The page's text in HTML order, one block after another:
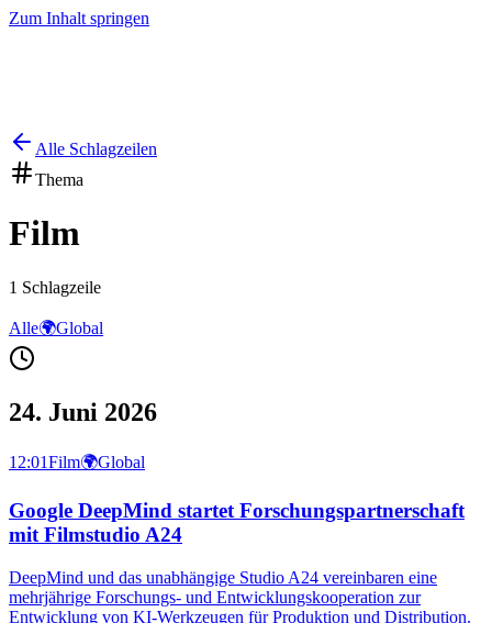
Zum Inhalt springen
Alle Schlagzeilen
Thema
Film
1 Schlagzeile
Alle🌍Global
24. Juni 2026
12:01Film🌍Global
Google DeepMind startet Forschungspartnerschaft
mit Filmstudio A24
DeepMind und das unabhängige Studio A24 vereinbaren eine
mehrjährige Forschungs‑ und Entwicklungskooperation zur
Entwicklung von KI‑Werkzeugen für Produktion und Distribution.